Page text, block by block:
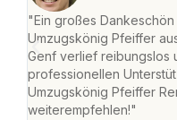
"Ein großes
Umzugskönig Pfeiffer
Genf verlief reibungslos
professionellen
Umzugskönig Pfeiffer
weiterempfehlen!"